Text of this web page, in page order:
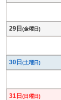
29日 (金曜日)
30日 (土曜日)
31日 (日曜日)